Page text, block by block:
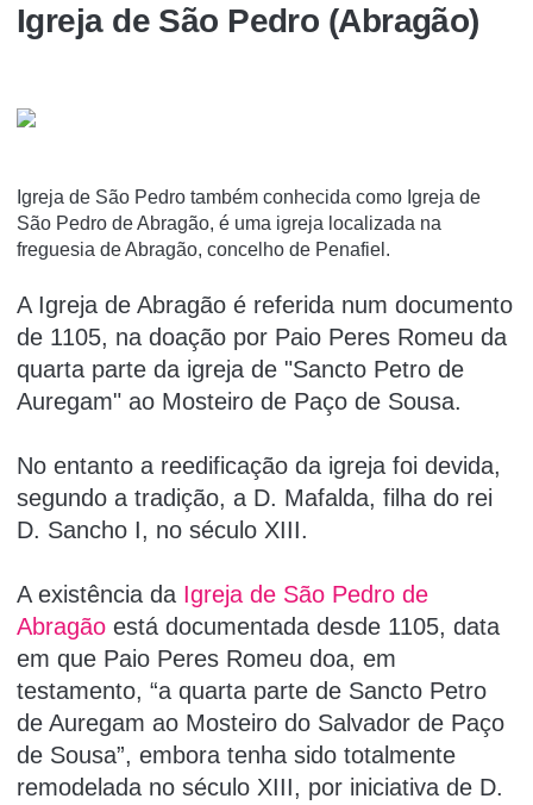
Igreja de São Pedro (Abragão)
Igreja de São Pedro também conhecida como Igreja de
São Pedro de Abragão, é uma igreja localizada na
freguesia de Abragão, concelho de Penafiel.
A Igreja de Abragão é referida num documento
de 1105, na doação por Paio Peres Romeu da
quarta parte da igreja de "Sancto Petro de
Auregam" ao Mosteiro de Paço de Sousa.
No entanto a reedificação da igreja foi devida,
segundo a tradição, a D. Mafalda, filha do rei
D. Sancho I, no século XIII.
A existência da Igreja de São Pedro de
Abragão está documentada desde 1105, data
em que Paio Peres Romeu doa, em
testamento, “a quarta parte de Sancto Petro
de Auregam ao Mosteiro do Salvador de Paço
de Sousa”, embora tenha sido totalmente
remodelada no século XIII, por iniciativa de D.